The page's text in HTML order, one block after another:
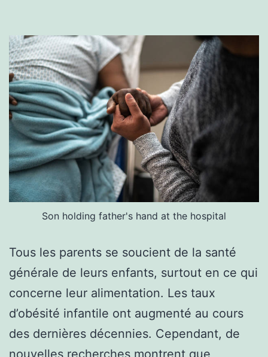
Son holding father's hand at the hospital
Tous les parents se soucient de la santé
générale de leurs enfants, surtout en ce qui
concerne leur alimentation. Les taux
d’obésité infantile ont augmenté au cours
des dernières décennies. Cependant, de
nouvelles recherches montrent que